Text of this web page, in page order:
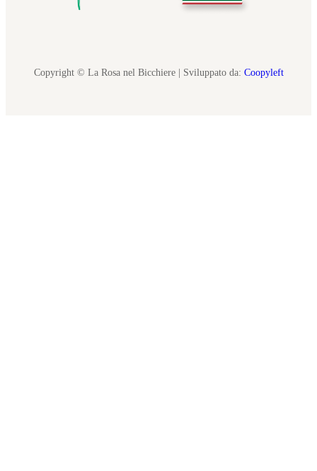
Copyright © La Rosa nel Bicchiere | Sviluppato da: Coopyleft